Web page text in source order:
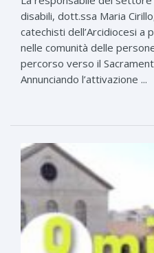
disabili, dott.ssa Maria
catechisti dell’Arcidiocesi a
nelle comunità delle
percorso verso il
Annunciando l’attivazione ...